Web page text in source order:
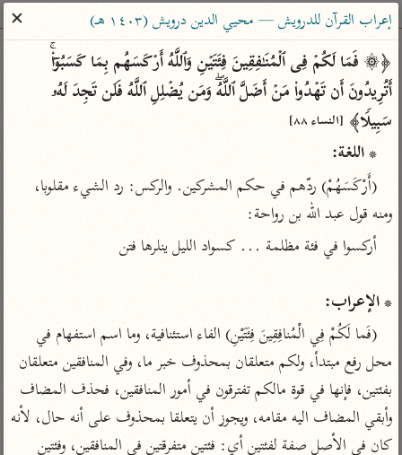
ساهم معنا في نشر القرآن والعلم الشرعي
الباحث القرآني
بحث تفسير علوم مصاحف
Type 2 or more characters for results.
Type 1 or more
characters for results.
أمّهات
تفسير الطبري
تفسير القرطبي
تفسير البغوي
جمع الأقوال
تفسير ابن الجوزي
فتح البيان للقنوجي
موسوعات
تفسير الآلوسي
تفسير الرازي
تفسير السعدي
أيسر التفاسير
القرآن – تدبر وعمل
تفسير ابن عثيمين
إعراب القرآن للدرويش — محيي الدين درويش (١٤٠٣ هـ)
✕
سَبِیلࣰا﴾ [النساء ٨٨]
* اللغة:
ومنه قول عبد الله بن رواحة:
* الإعراب: